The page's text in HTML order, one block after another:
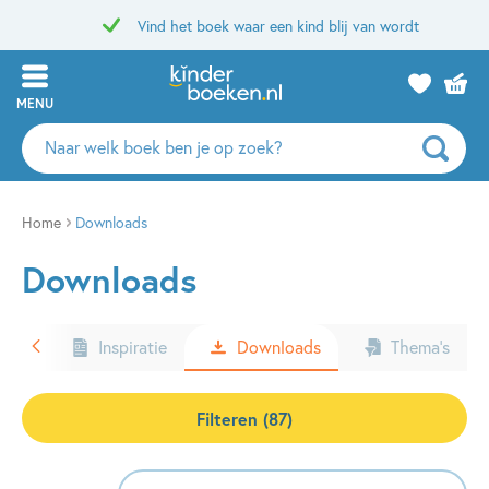
Vind het boek waar een kind blij van wordt
MENU
Zoeken
naar
auteurs
uitgevers
Home Downloads
Downloads
Inspiratie Downloads Thema’s
Filteren (87)